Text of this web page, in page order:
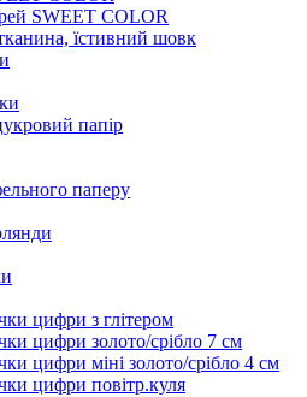
SWEET COLOR
їстивний шовк
папір
паперу
цифри з глітером
цифри золото/срібло 7 см
цифри міні золото/срібло 4 см
цифри повітр.куля